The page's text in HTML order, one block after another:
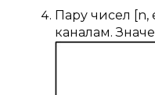
Пару чисел
каналам.